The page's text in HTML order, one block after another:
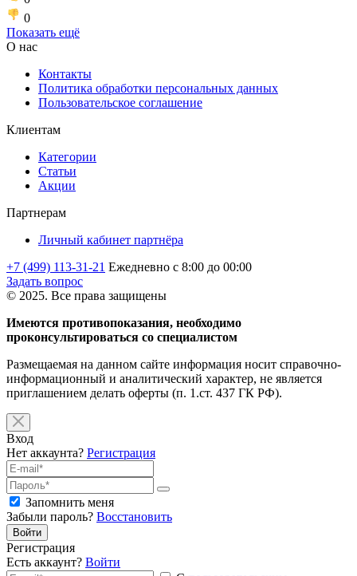
0
Показать ещё
О нас
Контакты
Политика обработки персональных данных
Пользовательское соглашение
Клиентам
Категории
Статьи
Акции
Партнерам
Личный кабинет партнёра
+7 (499) 113-31-21 Ежедневно с 8:00 до 00:00
Задать вопрос
© 2025. Все права защищены
Имеются противопоказания, необходимо
проконсультироваться со специалистом
Размещаемая на данном сайте информация носит справочно-
информационный и аналитический характер, не является
приглашением делать оферты (п. 1.ст. 437 ГК РФ).
Вход
Нет аккаунта? Регистрация
Запомнить меня
Забыли пароль? Восстановить
Войти
Регистрация
Есть аккаунт? Войти